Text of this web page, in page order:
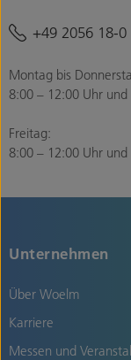
+49 2056 18-0
Montag bis
8:00 – 12:00 Uhr
Freitag:
8:00 – 12:00 Uhr
Unternehmen
Über Woelm
Karriere
Messen und